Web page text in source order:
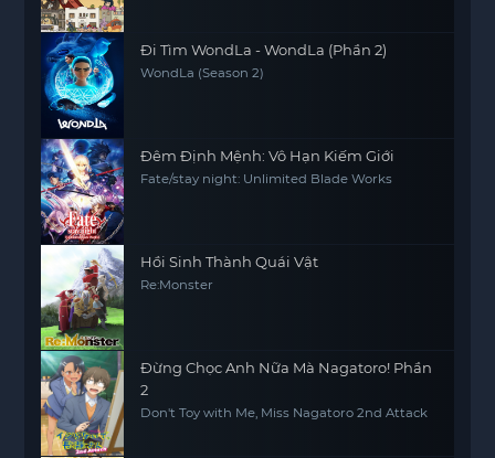
Đi Tìm WondLa - WondLa (Phần 2)
WondLa (Season 2)
Đêm Định Mệnh: Vô Hạn Kiếm Giới
Fate/stay night: Unlimited Blade Works
Hồi Sinh Thành Quái Vật
Re:Monster
Đừng Chọc Anh Nữa Mà Nagatoro! Phần
2
Don't Toy with Me, Miss Nagatoro 2nd Attack